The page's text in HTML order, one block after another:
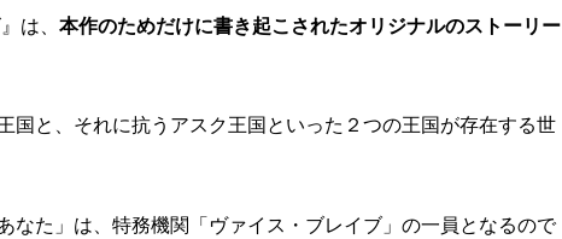
は、 本作のためだけに書き起こされたオリジナルのストーリー
国と、それに抗うアスク王国といった２つの王国が存在する世
なた」は、特務機関「ヴァイス・ブレイブ」の一員となるので